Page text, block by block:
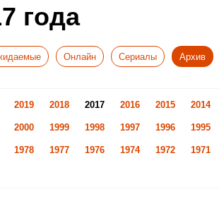
года
Онлайн Сериалы Архив
2019 2018 2017 2016 2015 2014
2000 1999 1998 1997 1996 1995
1978 1977 1976 1974 1972 1971